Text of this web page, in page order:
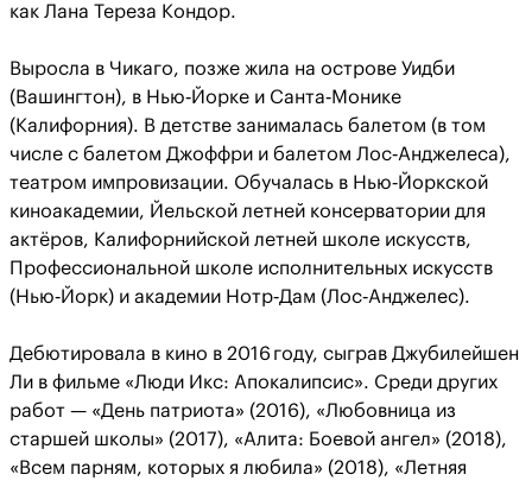
как Лана Тереза Кондор.
Выросла в Чикаго, позже жила на острове Уидби
(Вашингтон), в Нью‑Йорке и Санта‑Монике
(Калифорния). В детстве занималась балетом (в том
числе с балетом Джоффри и балетом Лос‑Анджелеса),
театром импровизации. Обучалась в Нью‑Йоркской
киноакадемии, Йельской летней консерватории для
актёров, Калифорнийской летней школе искусств,
Профессиональной школе исполнительных искусств
(Нью‑Йорк) и академии Нотр‑Дам (Лос‑Анджелес).
Дебютировала в кино в 2016 году, сыграв Джубилейшен
Ли в фильме «Люди Икс: Апокалипсис». Среди других
работ — «День патриота» (2016), «Любовница из
старшей школы» (2017), «Алита: Боевой ангел» (2018),
«Всем парням, которых я любила» (2018), «Летняя